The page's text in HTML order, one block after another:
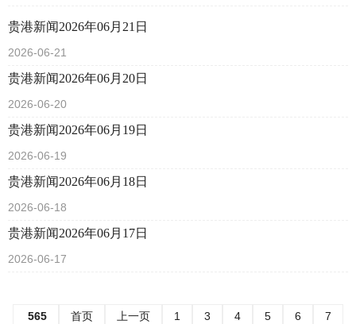
贵港新闻2026年06月21日
2026-06-21
贵港新闻2026年06月20日
2026-06-20
贵港新闻2026年06月19日
2026-06-19
贵港新闻2026年06月18日
2026-06-18
贵港新闻2026年06月17日
2026-06-17
565 首页 上一页 1 3 4 5 6
7